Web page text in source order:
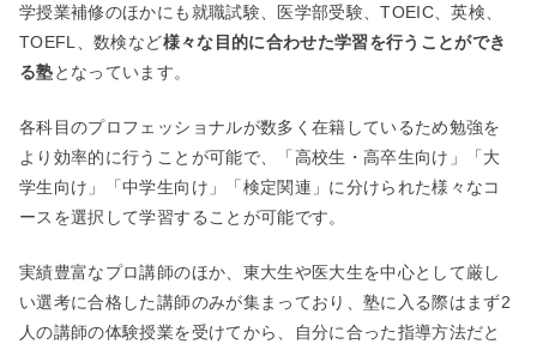
学授業補修のほかにも就職試験、医学部受験、TOEIC、英検、
TOEFL、数検など様々な目的に合わせた学習を行うことができ
る塾となっています。
各科目のプロフェッショナルが数多く在籍しているため勉強を
より効率的に行うことが可能で、「高校生・高卒生向け」「大
学生向け」「中学生向け」「検定関連」に分けられた様々なコ
ースを選択して学習することが可能です。
実績豊富なプロ講師のほか、東大生や医大生を中心として厳し
い選考に合格した講師のみが集まっており、塾に入る際はまず2
人の講師の体験授業を受けてから、自分に合った指導方法だと